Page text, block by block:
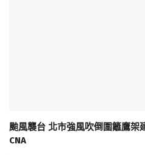
颱風襲台 北市強風吹倒圍籬鷹
CNA